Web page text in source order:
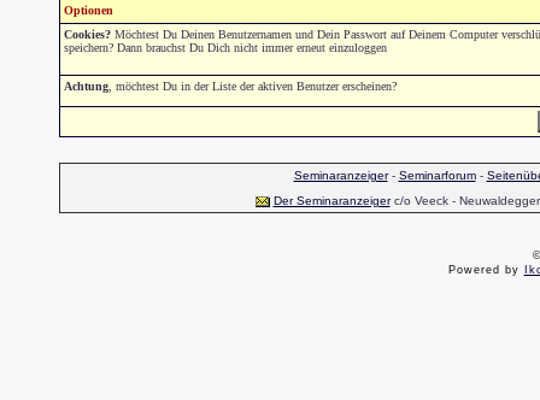
Optionen
Cookies? Möchtest Du Deinen Benutzernamen und Dein Passwort auf Deinem Computer
speichern? Dann brauchst Du Dich nicht immer erneut einzuloggen
Achtung , möchtest Du in der Liste der aktiven Benutzer erscheinen?
Seminaranzeiger- Seminarforum-
Der Seminaranzeigerc/o Veeck -
Powered by